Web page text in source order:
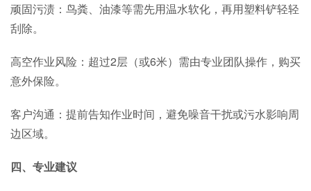
顽固污渍：鸟粪、油漆等需先用温水软化，再用塑料铲轻轻
刮除。
高空作业风险：超过2层（或6米）需由专业团队操作，购买
意外保险。
客户沟通：提前告知作业时间，避免噪音干扰或污水影响周
边区域。
四、专业建议